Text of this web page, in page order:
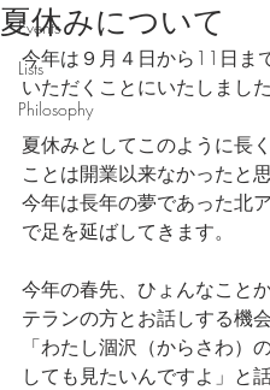
Events
Lists
Philosophy
夏休みについて
今年は９月４日から11日ま
いただくことにいたしました
夏休みとしてこのように長
ことは開業以来なかったと思
今年は長年の夢であった北
で足を延ばしてきます。
今年の春先、ひょんなこと
テランの方とお話しする機会
「わたし涸沢（からさわ）
しても見たいんですよ」と